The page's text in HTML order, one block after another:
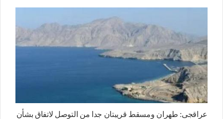
عراقجى: طهران ومسقط قريبتان جدا من التوصل لاتفاق بشأن